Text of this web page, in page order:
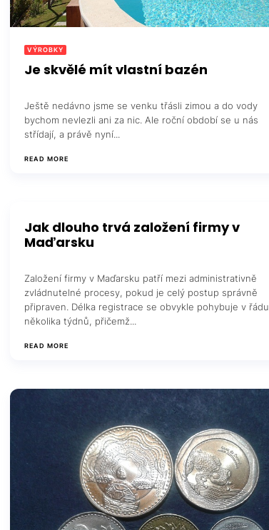
VÝROBKY
Je skvělé mít vlastní bazén
Ještě nedávno jsme se venku třásli zimou a do vody
bychom nevlezli ani za nic. Ale roční období se u nás
střídají, a právě nyní...
READ MORE
Jak dlouho trvá založení firmy v
Maďarsku
Založení firmy v Maďarsku patří mezi administrativně
zvládnutelné procesy, pokud je celý postup správně
připraven. Délka registrace se obvykle pohybuje v řádu
několika týdnů, přičemž...
READ MORE